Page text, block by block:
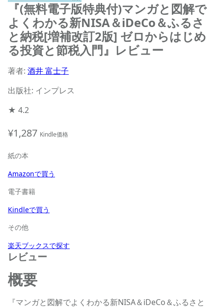
『(無料電子版特典付)マンガと図解で
よくわかる新NISA＆iDeCo＆ふるさ
と納税[増補改訂2版] ゼロからはじめ
る投資と節税入門』レビュー
著者: 酒井 富士子
出版社: インプレス
★ 4.2
¥1,287 Kindle価格
紙の本
Amazonで買う
電子書籍
Kindleで買う
その他
楽天ブックスで探す
レビュー
概要
『マンガと図解でよくわかる新NISA＆iDeCo＆ふるさと